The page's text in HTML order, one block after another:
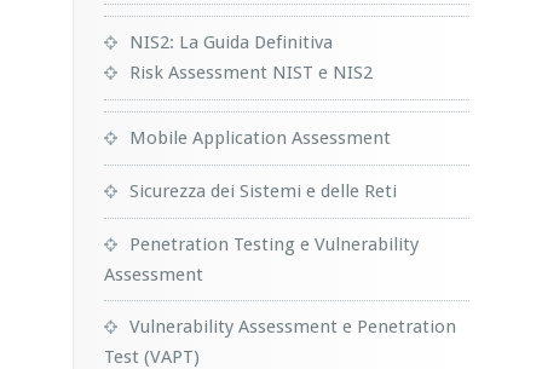
NIS2: La Guida Definitiva
Risk Assessment NIST e NIS2
Mobile Application Assessment
Sicurezza dei Sistemi e delle Reti
Penetration Testing e Vulnerability
Assessment
Vulnerability Assessment e Penetration
Test (VAPT)